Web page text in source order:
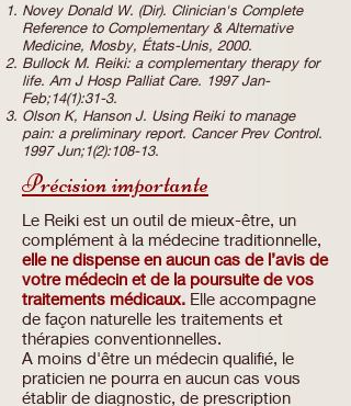
Novey Donald W. (Dir). Clinician's Complete
Reference to Complementary & Alternative
Medicine, Mosby, États-Unis, 2000.
Bullock M. Reiki: a complementary therapy for
life. Am J Hosp Palliat Care. 1997 Jan-
Feb;14(1):31-3.
Olson K, Hanson J. Using Reiki to manage
pain: a preliminary report. Cancer Prev Control.
1997 Jun;1(2):108-13.
Précision importante
​Le Reiki est un outil de mieux-être, un
complément à la médecine traditionnelle,
elle ne dispense en aucun cas de l’avis de
votre médecin et de la poursuite de vos
traitements médicaux. Elle accompagne
de façon naturelle les traitements et
thérapies conventionnelles.
A moins d'être un médecin qualifié, le
praticien ne pourra en aucun cas vous
établir de diagnostic, de prescription